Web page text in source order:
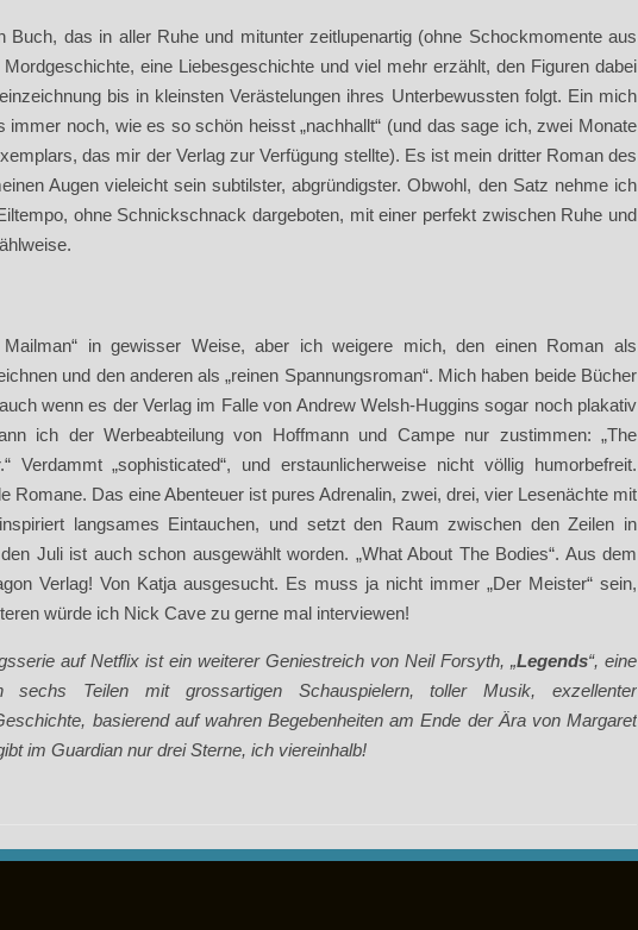
Buch, das in aller Ruhe und mitunter zeitlupenartig (ohne Schockmomente aus
eine Liebesgeschichte und viel mehr erzählt, den Figuren dabei
bis in kleinsten Verästelungen ihres Unterbewussten folgt. Ein mich
immer noch, wie es so schön heisst „nachhallt“ (und das sage ich, zwei Monate
das mir der Verlag zur Verfügung stellte). Es ist mein dritter Roman des
Augen vieleicht sein subtilster, abgründigster. Obwohl, den Satz nehme ich
ohne Schnickschnack dargeboten, mit einer perfekt zwischen Ruhe und
in gewisser Weise, aber ich weigere mich, den einen Roman als
und den anderen als „reinen Spannungsroman“. Mich haben beide Bücher
wenn es der Verlag im Falle von Andrew Welsh-Huggins sogar noch plakativ
ich der Werbeabteilung von Hoffmann und Campe nur zustimmen: „The
Verdammt „sophisticated“, und erstaunlicherweise nicht völlig humorbefreit.
Romane. Das eine Abenteuer ist pures Adrenalin, zwei, drei, vier Lesenächte mit
langsames Eintauchen, und setzt den Raum zwischen den Zeilen in
Juli ist auch schon ausgewählt worden. „What About The Bodies“. Aus dem
Verlag! Von Katja ausgesucht. Es muss ja nicht immer „Der Meister“ sein,
würde ich Nick Cave zu gerne mal interviewen!
auf Netflix ist ein weiterer Geniestreich von Neil Forsyth, „Legends“, eine
sechs Teilen mit grossartigen Schauspielern, toller Musik, exzellenter
basierend auf wahren Begebenheiten am Ende der Ära von Margaret
im Guardian nur drei Sterne, ich viereinhalb!